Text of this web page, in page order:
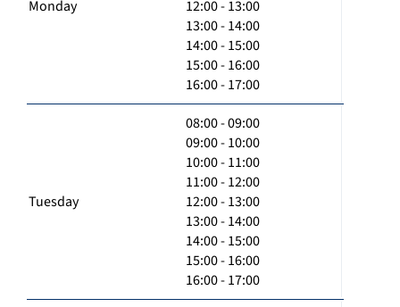
Monday
12:00 - 13:00
13:00 - 14:00
14:00 - 15:00
15:00 - 16:00
16:00 - 17:00
Tuesday
08:00 - 09:00
09:00 - 10:00
10:00 - 11:00
11:00 - 12:00
12:00 - 13:00
13:00 - 14:00
14:00 - 15:00
15:00 - 16:00
16:00 - 17:00